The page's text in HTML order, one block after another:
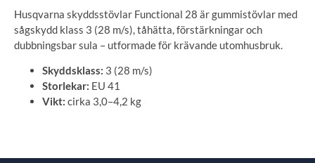
Husqvarna skyddsstövlar Functional 28 är gummistövlar med
sågskydd klass 3 (28 m/s), tåhätta, förstärkningar och
dubbningsbar sula – utformade för krävande utomhusbruk.
Skyddsklass: 3 (28 m/s)
Storlekar: EU 41
Vikt: cirka 3,0–4,2 kg